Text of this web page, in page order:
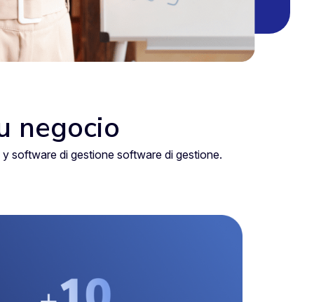
negocio
software di gestione software di gestione.